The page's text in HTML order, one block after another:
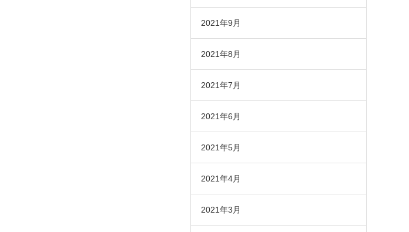
2021年9月
2021年8月
2021年7月
2021年6月
2021年5月
2021年4月
2021年3月